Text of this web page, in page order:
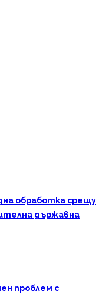
обработка срещу
държавна
проблем с